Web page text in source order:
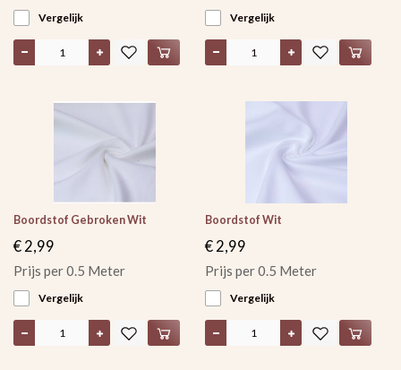
Vergelijk Vergelijk
Boordstof Gebroken Wit
€ 2,99
Prijs per 0.5 Meter
Vergelijk
Boordstof Wit
€ 2,99
Prijs per 0.5 Meter
Vergelijk